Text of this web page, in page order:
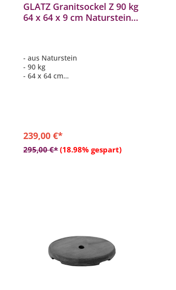
GLATZ Granitsockel Z 90 kg
64 x 64 x 9 cm Naturstein
- aus Naturstein
- 90 kg
- 64 x 64 cm
239,00 €*
295,00 €* (18.98% gespart)
In den Warenkorb